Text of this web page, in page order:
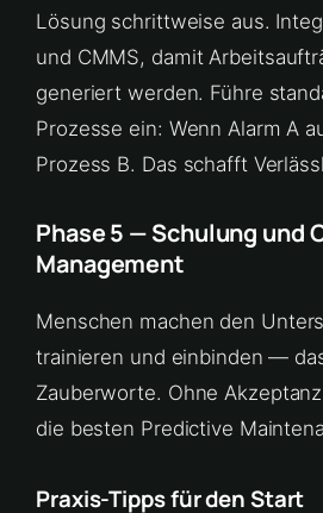
Lösung schrittweise aus.
und CMMS, damit
generiert werden. Führe
Prozesse ein: Wenn Alarm A
Prozess B. Das schafft
Phase 5 — Schulung und
Management
Menschen machen den
trainieren und einbinden —
Zauberworte. Ohne
die besten Predictive
Praxis-Tipps für den Start